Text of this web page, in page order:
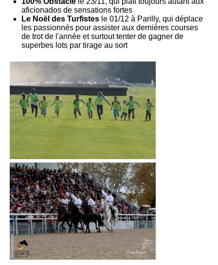
aficionados de sensations fortes
Le Noël des Turfistes le 01/12 à Parilly, qui déplace
les passionnés pour assister aux dernières courses
de trot de l'année et surtout tenter de gagner de
superbes lots par tirage au sort